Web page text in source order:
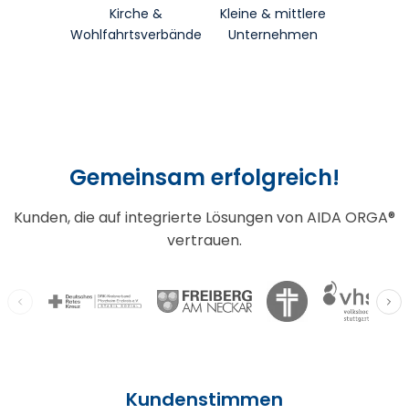
Kirche &
Wohlfahrtsverbände
Kleine & mittlere
Unternehmen
Gemeinsam erfolgreich!
Kunden, die auf integrierte Lösungen von AIDA ORGA®
vertrauen.
Kundenstimmen